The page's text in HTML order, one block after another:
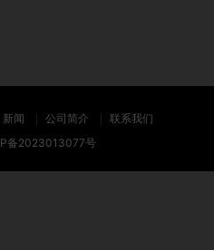
新闻 公司简介
联系我们
备2023013077号